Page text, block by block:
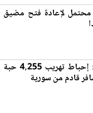
لإعادة فتح مضيق
'جمارك الكويت': إحباط تهريب 4,255 حبة
قادم من سورية